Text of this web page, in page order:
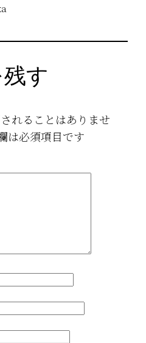
す
れることはありませ
は必須項目です